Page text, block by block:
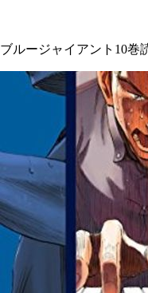
ブルージャイアント10巻